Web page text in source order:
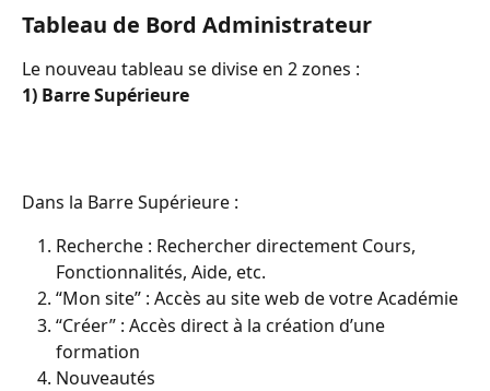
Tableau de Bord Administrateur
Le nouveau tableau se divise en 2 zones :
1) Barre Supérieure
Dans la Barre Supérieure :
Recherche : Rechercher directement Cours,
Fonctionnalités, Aide, etc.
“Mon site” : Accès au site web de votre Académie
“Créer” : Accès direct à la création d’une
formation
Nouveautés